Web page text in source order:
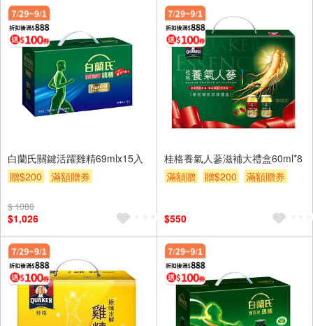
白蘭氏關鍵活躍雞精69mlx15入
贈$200
滿額贈券
$ 1080
$1,026
桂格養氣人蔘滋補大禮盒60ml*8
滿額贈
贈$200 滿額贈券
$550